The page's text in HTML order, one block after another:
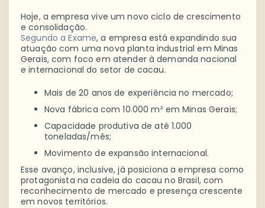
Hoje, a empresa vive um novo ciclo de crescimento
e consolidação.
Segundo a Exame, a empresa está expandindo sua
atuação com uma nova planta industrial em Minas
Gerais, com foco em atender à demanda nacional
e internacional do setor de cacau.
Mais de 20 anos de experiência no mercado;
Nova fábrica com 10.000 m² em Minas Gerais;
Capacidade produtiva de até 1.000
toneladas/mês;
Movimento de expansão internacional.
Esse avanço, inclusive, já posiciona a empresa como
protagonista na cadeia do cacau no Brasil, com
reconhecimento de mercado e presença crescente
em novos territórios.